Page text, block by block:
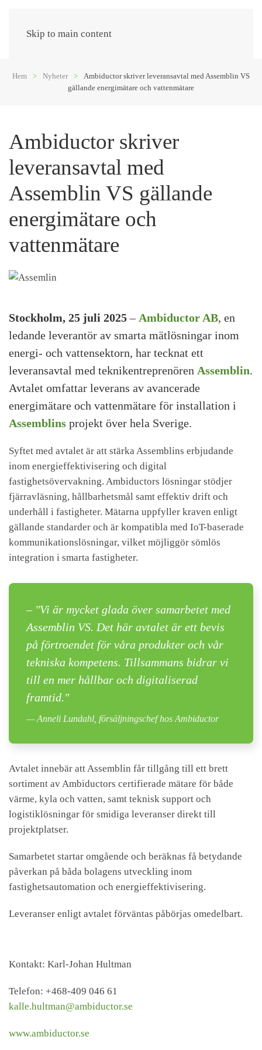
Skip to main content
Hem Nyheter
Ambiductor skriver leveransavtal med Assemblin VS
gällande energimätare och vattenmätare
Ambiductor skriver
leveransavtal med
Assemblin VS gällande
energimätare och
vattenmätare
Stockholm, 25 juli 2025– Ambiductor AB, en
ledande leverantör av smarta mätlösningar inom
energi- och vattensektorn, har tecknat ett
leveransavtal med teknikentreprenören Assemblin.
Avtalet omfattar leverans av avancerade
energimätare och vattenmätare för installation i
Assemblins projekt över hela Sverige.
Syftet med avtalet är att stärka Assemblins erbjudande
inom energieffektivisering och digital
fastighetsövervakning. Ambiductors lösningar stödjer
fjärravläsning, hållbarhetsmål samt effektiv drift och
underhåll i fastigheter. Mätarna uppfyller kraven enligt
gällande standarder och är kompatibla med IoT-baserade
kommunikationslösningar, vilket möjliggör sömlös
integration i smarta fastigheter.
– "Vi är mycket glada över samarbetet med
Assemblin VS. Det här avtalet är ett bevis
på förtroendet för våra produkter och vår
tekniska kompetens. Tillsammans bidrar vi
till en mer hållbar och digitaliserad
framtid."
Anneli Lundahl, försäljningschef hos Ambiductor
Avtalet innebär att Assemblin får tillgång till ett brett
sortiment av Ambiductors certifierade mätare för både
värme, kyla och vatten, samt teknisk support och
logistiklösningar för smidiga leveranser direkt till
projektplatser.
Samarbetet startar omgående och beräknas få betydande
påverkan på båda bolagens utveckling inom
fastighetsautomation och energieffektivisering.
Leveranser enligt avtalet förväntas påbörjas omedelbart.
Kontakt: Karl-Johan Hultman
Telefon: +468-409 046 61
kalle.hultman@ambiductor.se
www.ambiductor.se